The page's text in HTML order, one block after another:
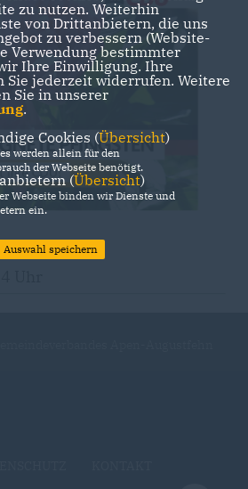
zu nutzen. Weiterhin
von Drittanbietern, die uns
zu verbessern (Website-
Verwendung bestimmter
Ihre Einwilligung. Ihre
Sie jederzeit widerrufen. Weitere
Sie in unserer
.
Cookies (Übersicht)
werden allein für den
der Webseite benötigt.
(Übersicht)
Webseite binden wir Dienste und
ein.
Auswahl speichern